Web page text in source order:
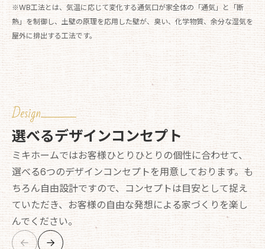
※WB工法とは、気温に応じて変化する通気口が家全体の「通気」と「断
熱」を制御し、土壁の原理を応用した壁が、臭い、化学物質、余分な湿気を
屋外に排出する工法です。
Design
選べるデザインコンセプト
ミキホームではお客様ひとりひとりの個性に合わせて、
選べる6つのデザインコンセプトを用意しております。も
ちろん自由設計ですので、コンセプトは目安として捉え
ていただき、お客様の自由な発想による家づくりを楽し
んでください。